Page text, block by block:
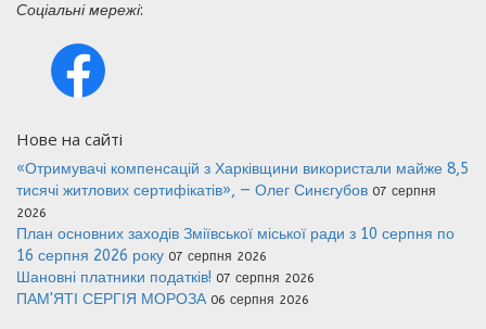
Соціальні мережі:
Нове на сайті
«Отримувачі компенсацій з Харківщини використали майже 8,5
тисячі житлових сертифікатів», — Олег Синєгубов 07 серпня
2026
План основних заходів Зміївської міської ради з 10 серпня по
16 серпня 2026 року 07 серпня 2026
Шановні платники податків! 07 серпня 2026
ПАМ'ЯТІ СЕРГІЯ МОРОЗА 06 серпня 2026